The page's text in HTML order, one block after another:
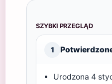
SZYBKI PRZEGLĄD
1
Urodzona 4